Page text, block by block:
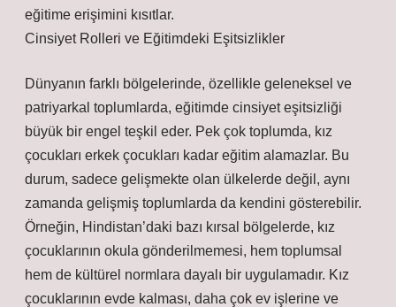
eğitime erişimini kısıtlar.
Cinsiyet Rolleri ve Eğitimdeki Eşitsizlikler
Dünyanın farklı bölgelerinde, özellikle geleneksel ve
patriyarkal toplumlarda, eğitimde cinsiyet eşitsizliği
büyük bir engel teşkil eder. Pek çok toplumda, kız
çocukları erkek çocukları kadar eğitim alamazlar. Bu
durum, sadece gelişmekte olan ülkelerde değil, aynı
zamanda gelişmiş toplumlarda da kendini gösterebilir.
Örneğin, Hindistan’daki bazı kırsal bölgelerde, kız
çocuklarının okula gönderilmemesi, hem toplumsal
hem de kültürel normlara dayalı bir uygulamadır. Kız
çocuklarının evde kalması, daha çok ev işlerine ve